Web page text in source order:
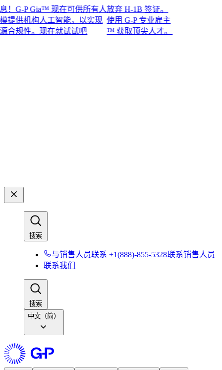
P Gia™ 现在可供所有人
机构人工智能，以实现
性。现在就试试吧​​
放弃 H-1B 签证。
使用 G-P 专业雇主
™ 获取顶尖人才。​​
搜索​​
与销售人员联系 +1(888)-855-5328​​联系销售人员​​
联系我们​​
搜索​​
中文（简）